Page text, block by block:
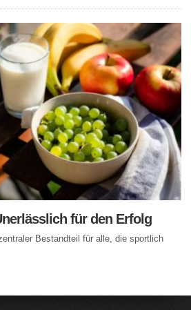
für den Erfolg
Bestandteil für alle, die sportlich